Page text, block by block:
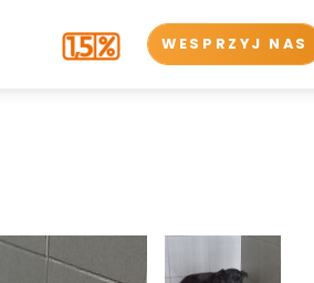
WESPRZYJ NAS